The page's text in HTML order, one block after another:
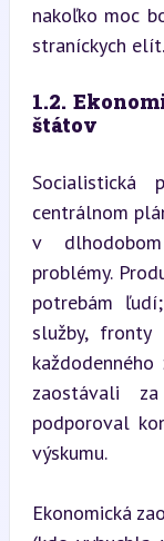
nakoľko moc
straníckych elít.
1.2.
štátov
Socialistická
centrálnom
v
problémy.
potrebám
služby, fronty
zaostávali
podporoval
výskumu.
Ekonomická